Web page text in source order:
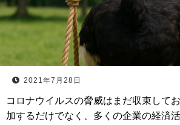
2021年7月28日
コロナウイルスの脅威はまだ収束して
加するだけでなく、多くの企業の経済